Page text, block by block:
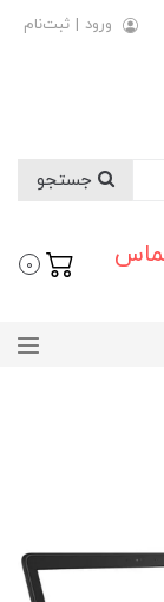
ورود | ثبت‌نام
0